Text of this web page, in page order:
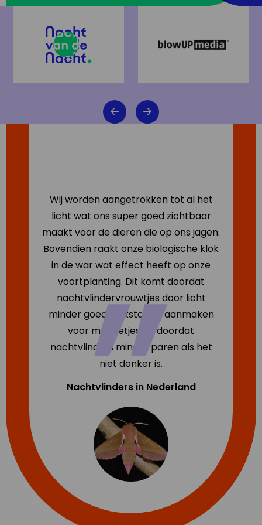
Nachtvlinders in Nederland
Wij worden aangetrokken tot al het
licht wat ons super goed zichtbaar
maakt voor de dieren die op ons jagen.
Bovendien raakt onze biologische klok
in de war wat effect heeft op onze
voortplanting. Dit komt doordat
nachtvlindervrouwtjes door licht
minder goede lokstoffen aanmaken
voor mannetjes en doordat
nachtvlinders minder paren als het
niet donker is.